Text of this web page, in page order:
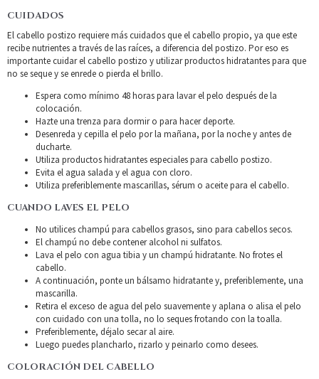
CUIDADOS
El cabello postizo requiere más cuidados que el cabello propio, ya que este
recibe nutrientes a través de las raíces, a diferencia del postizo. Por eso es
importante cuidar el cabello postizo y utilizar productos hidratantes para que
no se seque y se enrede o pierda el brillo.
Espera como mínimo 48 horas para lavar el pelo después de la
colocación.
Hazte una trenza para dormir o para hacer deporte.
Desenreda y cepilla el pelo por la mañana, por la noche y antes de
ducharte.
Utiliza productos hidratantes especiales para cabello postizo.
Evita el agua salada y el agua con cloro.
Utiliza preferiblemente mascarillas, sérum o aceite para el cabello.
CUANDO LAVES EL PELO
No utilices champú para cabellos grasos, sino para cabellos secos.
El champú no debe contener alcohol ni sulfatos.
Lava el pelo con agua tibia y un champú hidratante. No frotes el
cabello.
A continuación, ponte un bálsamo hidratante y, preferiblemente, una
mascarilla.
Retira el exceso de agua del pelo suavemente y aplana o alisa el pelo
con cuidado con una tolla, no lo seques frotando con la toalla.
Preferiblemente, déjalo secar al aire.
Luego puedes plancharlo, rizarlo y peinarlo como desees.
COLORACIÓN DEL CABELLO